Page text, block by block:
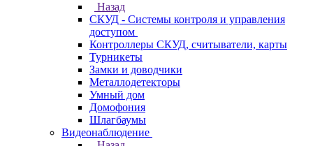
Назад
СКУД - Системы контроля и управления
доступом
Контроллеры СКУД, считыватели, карты
Турникеты
Замки и доводчики
Металлодетекторы
Умный дом
Домофония
Шлагбаумы
Видеонаблюдение